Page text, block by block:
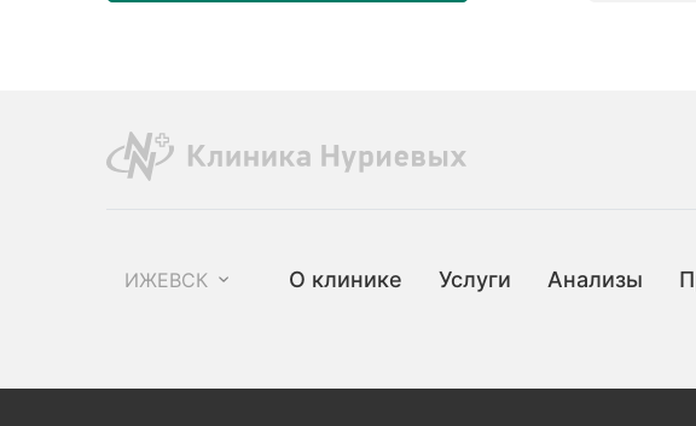
ИЖЕВСК О клинике Услуги Анализы